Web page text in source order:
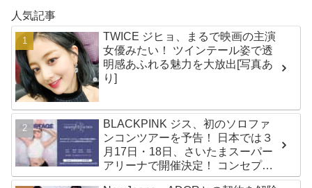
人気記事
TWICE ジヒョ、まるで映画の主演
女優みたい！ ツインテール姿で透
明感あふれる魅力を大放出[写真あ
り]
BLACKPINK ジス、初のソロファ
ンコンツアーを予告！ 日本では３
月17日・18日、さいたまスーパー
アリーナで開催決定！ コンセプト
は“愛のカケラ”！？ 14日には新ア